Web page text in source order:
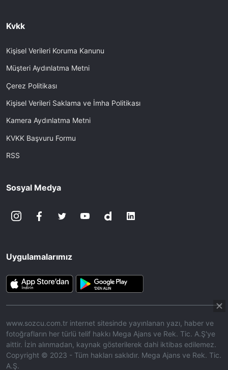
Kvkk
Kişisel Verileri Koruma Kanunu
Müşteri Aydınlatma Metni
Çerez Politikası
Kişisel Verileri Saklama ve İmha Politikası
Kamera Aydınlatma Metni
KVKK Başvuru Formu
RSS
Sosyal Medya
Uygulamalarımız
www.sozcu.com.tr internet sitesinde yayınlanan yazı, haber ve
fotoğrafların her türlü telif hakkı Mega Ajans ve Rek. Tic. A.Ş'ye
aittir. İzin alınmadan, kaynak gösterilerek dahi iktibas edilemez.
Copyright © 2023 - Tüm hakları saklıdır. Mega Ajans ve Rek. Tic.
A.Ş.